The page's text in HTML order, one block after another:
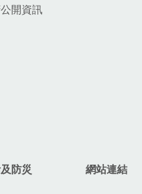
開資訊
防災 網站連結